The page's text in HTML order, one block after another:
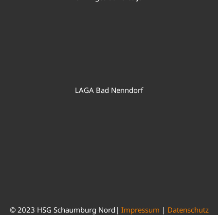
LAGA Bad Nenndorf
© 2023 HSG Schaumburg Nord| Impressum | Datenschutz